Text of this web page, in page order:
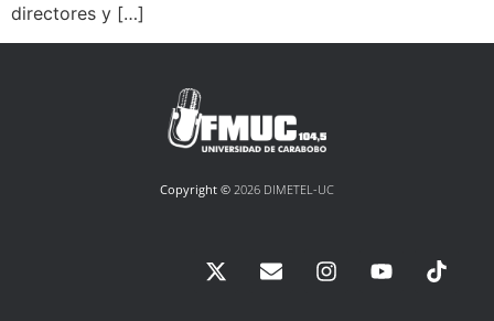
directores y […]
Copyright © 2026 DIMETEL-UC